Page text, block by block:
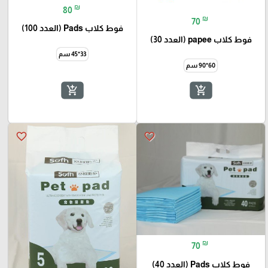
70 ₪
فوط كلاب papee (العدد 30)
60*90 سم
add_shopping_cart
80 ₪
فوط كلاب Pads (العدد 100)
33*45 سم
add_shopping_cart
favorite_border
70 ₪
فوط كلاب Pads (العدد 40)
favorite_border